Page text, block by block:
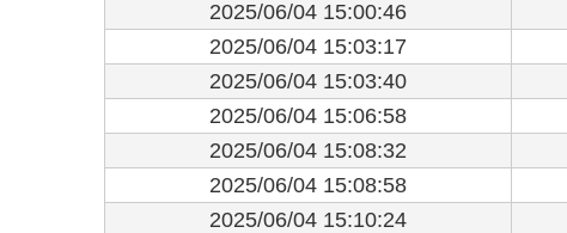
2025/06/04 15:00:46
2025/06/04 15:03:17
2025/06/04 15:03:40
2025/06/04 15:06:58
2025/06/04 15:08:32
2025/06/04 15:08:58
2025/06/04 15:10:24